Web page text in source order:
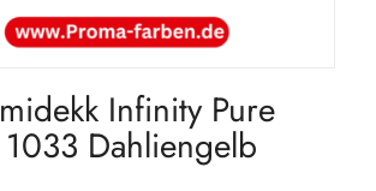
Infinity Pure
Dahliengelb